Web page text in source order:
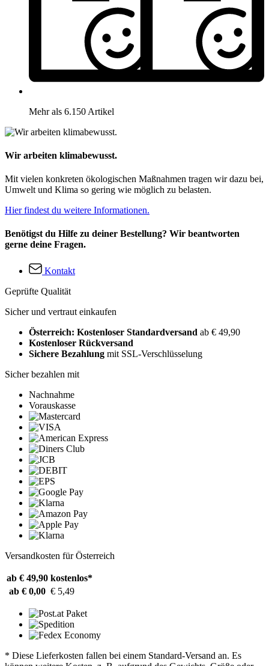
Mehr als 6.150 Artikel
Wir arbeiten klimabewusst.
Mit vielen konkreten ökologischen Maßnahmen tragen wir dazu bei,
Umwelt und Klima so gering wie möglich zu belasten.
Hier findest du weitere Informationen.
Benötigst du Hilfe zu deiner Bestellung? Wir beantworten
gerne deine Fragen.
Kontakt
Geprüfte Qualität
Sicher und vertraut einkaufen
Österreich: Kostenloser Standardversand ab € 49,90
Kostenloser Rückversand
Sichere Bezahlung mit SSL-Verschlüsselung
Sicher bezahlen mit
Nachnahme
Vorauskasse
Versandkosten für Österreich
ab € 49,90 kostenlos*
ab € 0,00 € 5,49
* Diese Lieferkosten fallen bei einem Standard-Versand an. Es